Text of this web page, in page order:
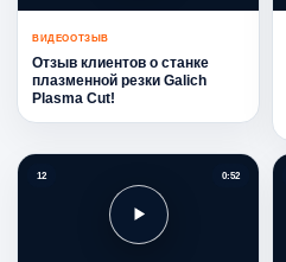
ВИДЕООТЗЫВ
Отзыв клиентов о станке
плазменной резки Galich
Plasma Cut!
12 0:52